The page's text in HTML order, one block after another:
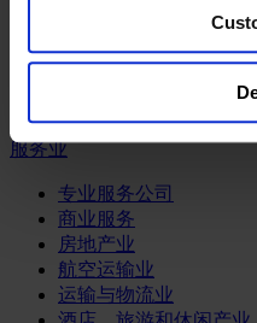
browser. For additional
general collection and use
金融科技
服务业
专业服务公司
商业服务
房地产业
航空运输业
运输与物流业